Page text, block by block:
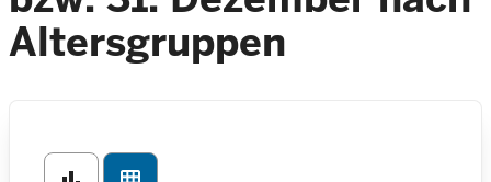
Altersgruppen